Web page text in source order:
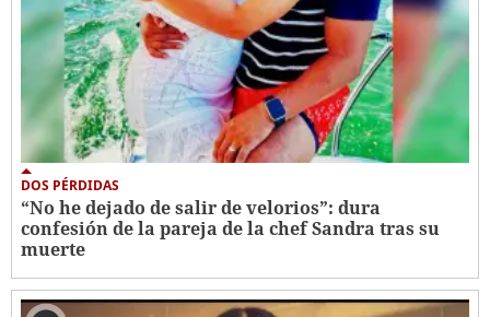
DOS PÉRDIDAS
“No he dejado de salir de velorios”: dura
confesión de la pareja de la chef Sandra tras su
muerte